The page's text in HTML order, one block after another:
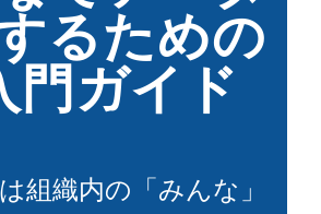
るための
門ガイド
組織内の「みんな」